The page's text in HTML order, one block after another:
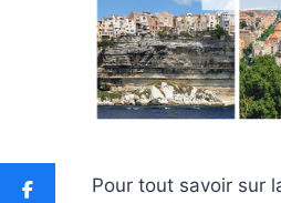
Pour tout savoir sur